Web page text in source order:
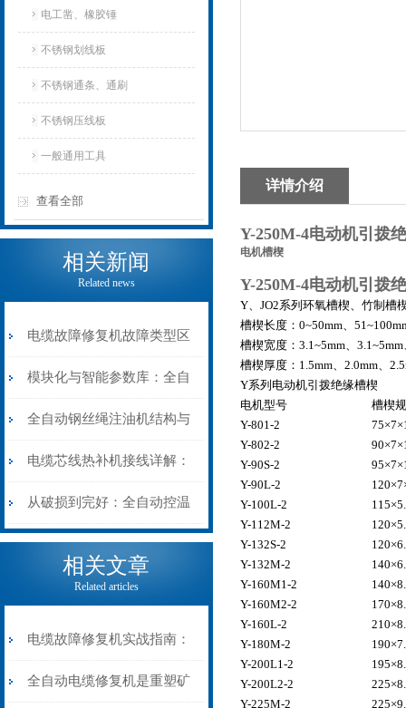
电工凿、橡胶锤
不锈钢划线板
不锈钢通条、通刷
不锈钢压线板
一般通用工具
查看全部
相关新闻
Related news
电缆故障修复机故障类型区
分指南：从“绝缘电
阻”到“波形特征”的精准诊
断逻辑
模块化与智能参数库：全自
动电缆修复机的快速换型逻
辑
全自动钢丝绳注油机结构与
工作原理：揭秘高效润滑的
机械密码
电缆芯线热补机接线详解：
从入门到精通
从破损到完好：全自动控温
电缆热补机的核心价值
相关文章
Related articles
电缆故障修复机实战指南：
从“盲测”到“精确定点”的三
全自动电缆修复机是重塑矿
详情介绍
Y-250M-4电动机引拨
电机槽楔
Y-250M-4电动机引拨
Y、JO2系列环氧槽楔、竹制槽
槽楔长度：0~50mm、
槽楔宽度：3.1~5mm、
槽楔厚度：1.5mm、2.0mm、
Y系列电动机引拨绝缘槽楔
电机型号
槽楔
Y-801-2
Y-802-2
Y-90S-2
Y-90L-2
Y-100L-2
Y-112M-2
Y-132S-2
Y-132M-2
Y-160M1-2
Y-160M2-2
Y-160L-2
Y-180M-2
Y-200L1-2
Y-200L2-2
Y-225M-2